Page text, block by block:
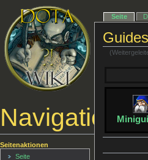
Seite
Seitenaktionen
Seite